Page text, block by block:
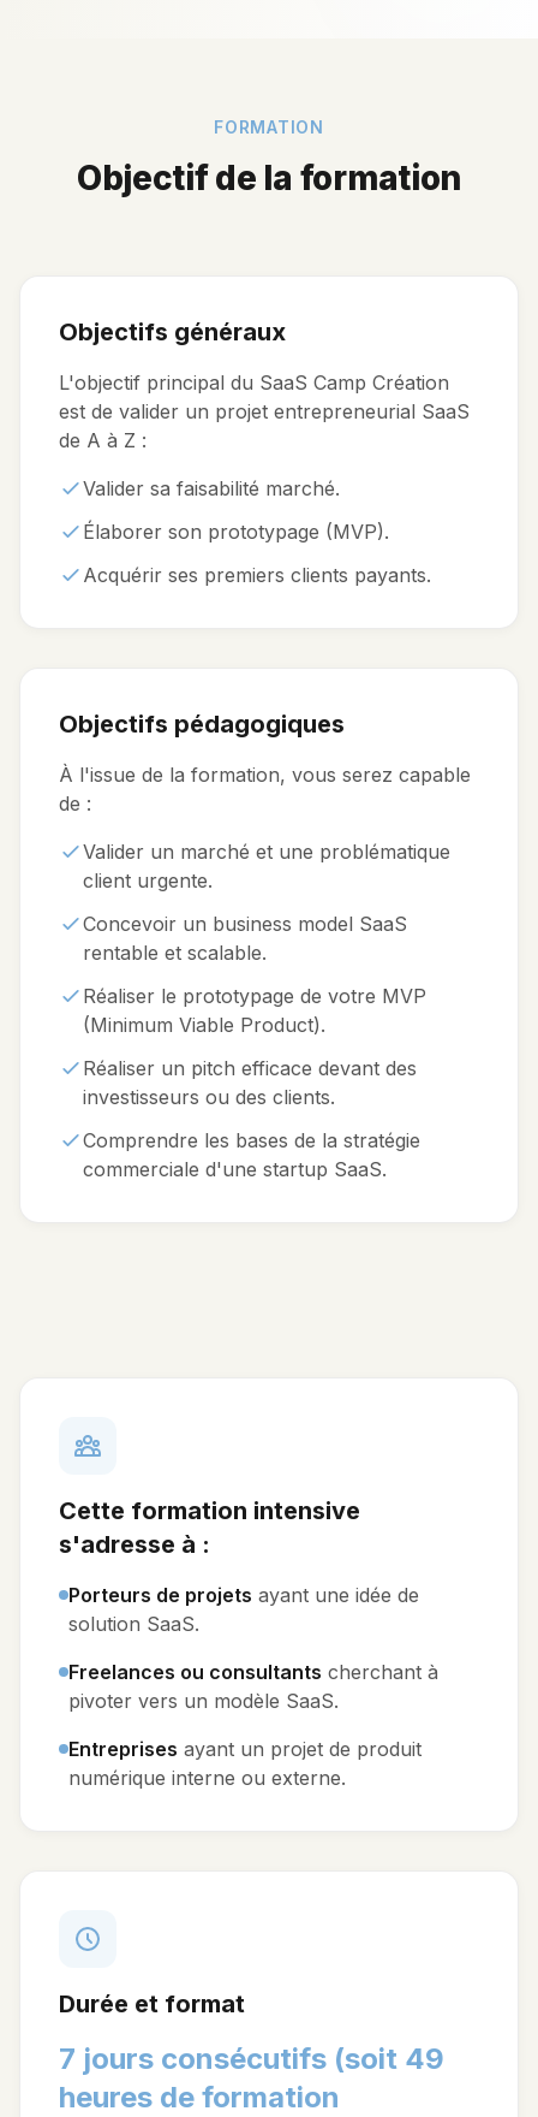
FORMATION
Objectif de la formation
Objectifs généraux
L'objectif principal du SaaS Camp Création
est de valider un projet entrepreneurial SaaS
de A à Z :
Valider sa faisabilité marché.
Élaborer son prototypage (MVP).
Acquérir ses premiers clients payants.
Objectifs pédagogiques
À l'issue de la formation, vous serez capable
de :
Valider un marché et une problématique
client urgente.
Concevoir un business model SaaS
rentable et scalable.
Réaliser le prototypage de votre MVP
(Minimum Viable Product).
Réaliser un pitch efficace devant des
investisseurs ou des clients.
Comprendre les bases de la stratégie
commerciale d'une startup SaaS.
Cette formation intensive
s'adresse à :
Porteurs de projets ayant une idée de
solution SaaS.
Freelances ou consultants cherchant à
pivoter vers un modèle SaaS.
Entreprises ayant un projet de produit
numérique interne ou externe.
Durée et format
7 jours consécutifs (soit 49
heures de formation